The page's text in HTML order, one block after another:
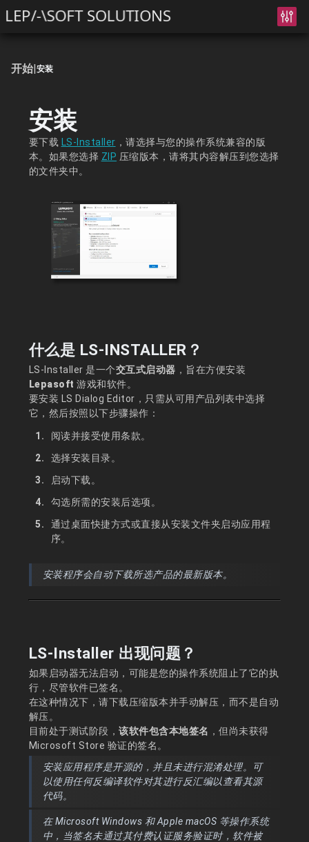
LEP/-\SOFT SOLUTIONS
开始 安装
安装
要下载 LS-Installer ，请选择与您的操作系统兼容的版
本。如果您选择 ZIP 压缩版本，请将其内容解压到您选择
的文件夹中。
什么是 LS-INSTALLER？
LS-Installer 是一个交互式启动器 ，旨在方便安装
Lepasoft 游戏和软件。
要安装 LS Dialog Editor，只需从可用产品列表中选择
它，然后按照以下步骤操作：
阅读并接受使用条款。
选择安装目录。
启动下载。
勾选所需的安装后选项。
通过桌面快捷方式或直接从安装文件夹启动应用程
序。
安装程序会自动下载所选产品的最新版本。
LS-Installer 出现问题？
如果启动器无法启动，可能是您的操作系统阻止了它的执
行，尽管软件已签名。
在这种情况下，请下载压缩版本并手动解压，而不是自动
解压。
目前处于测试阶段，该软件包含本地签名 ，但尚未获得
Microsoft Store 验证的签名。
安装应用程序是开源的，并且未进行混淆处理。可
以使用任何反编译软件对其进行反汇编以查看其源
代码。
在 Microsoft Windows 和 Apple macOS 等操作系统
中，当签名未通过其付费认证服务验证时，软件被